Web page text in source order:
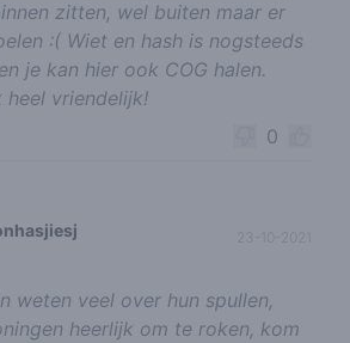
zitten, wel buiten maar er
:( Wiet en hash is nogsteeds
je kan hier ook COG halen.
heel vriendelijk!
0
23-10-2021
weten veel over hun spullen,
heerlijk om te roken, kom